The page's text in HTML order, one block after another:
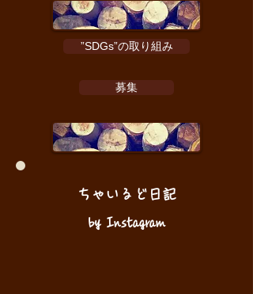
”SDGs”の取り組み
募集
ちゃいるど日記
by Instagram